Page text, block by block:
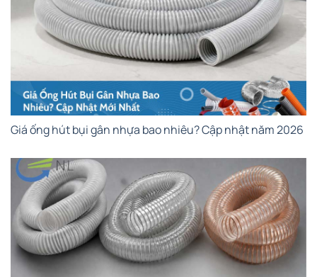
Giá ống hút bụi gân nhựa bao nhiêu? Cập nhật năm 2026